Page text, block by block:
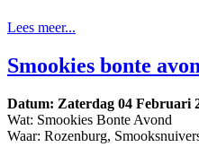
Lees meer...
Smookies bonte
Datum: Zaterdag 04 Februari
Wat: Smookies Bonte Avond
Waar: Rozenburg,